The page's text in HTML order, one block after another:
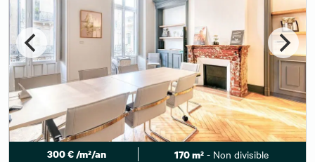
300 € /m²/an 170 m²- Non divisible